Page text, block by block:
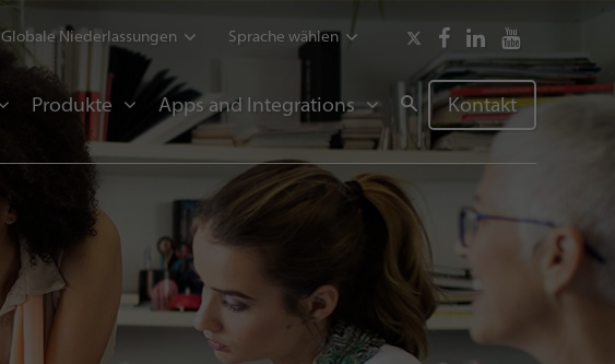
Globale Niederlassungen Sprache wählen
Produkte Apps and Integrations Kontakt